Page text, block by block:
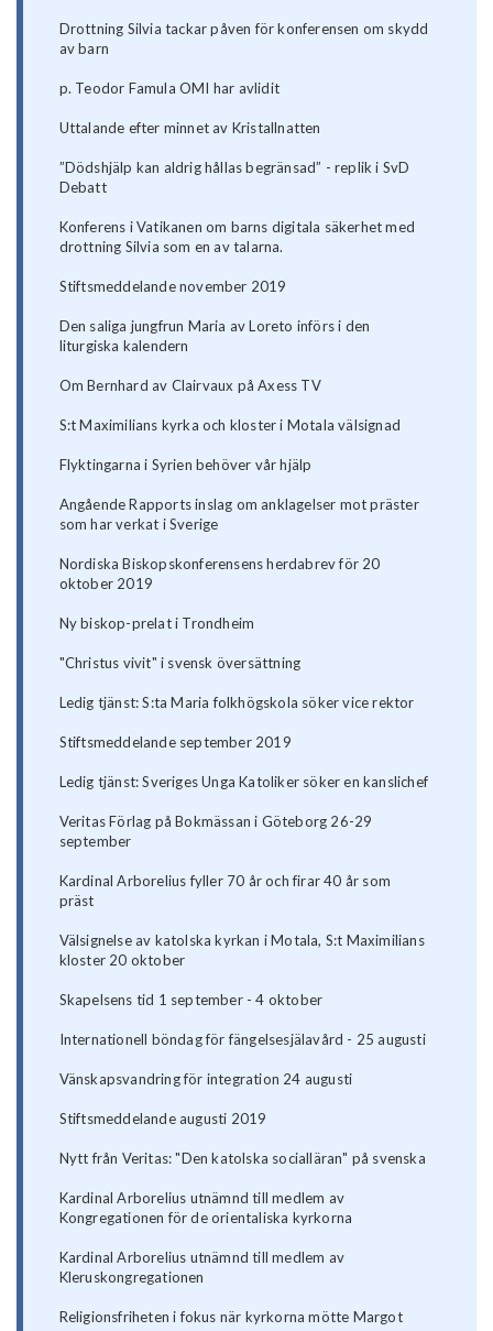
Drottning Silvia tackar påven för konferensen om skydd
av barn
p. Teodor Famula OMI har avlidit
Uttalande efter minnet av Kristallnatten
”Dödshjälp kan aldrig hållas begränsad” - replik i SvD
Debatt
Konferens i Vatikanen om barns digitala säkerhet med
drottning Silvia som en av talarna.
Stiftsmeddelande november 2019
Den saliga jungfrun Maria av Loreto införs i den
liturgiska kalendern
Om Bernhard av Clairvaux på Axess TV
S:t Maximilians kyrka och kloster i Motala välsignad
Flyktingarna i Syrien behöver vår hjälp
Angående Rapports inslag om anklagelser mot präster
som har verkat i Sverige
Nordiska Biskopskonferensens herdabrev för 20
oktober 2019
Ny biskop-prelat i Trondheim
"Christus vivit" i svensk översättning
Ledig tjänst: S:ta Maria folkhögskola söker vice rektor
Stiftsmeddelande september 2019
Ledig tjänst: Sveriges Unga Katoliker söker en kanslichef
Veritas Förlag på Bokmässan i Göteborg 26-29
september
Kardinal Arborelius fyller 70 år och firar 40 år som
präst
Välsignelse av katolska kyrkan i Motala, S:t Maximilians
kloster 20 oktober
Skapelsens tid 1 september - 4 oktober
Internationell böndag för fängelsesjälavård - 25 augusti
Vänskapsvandring för integration 24 augusti
Stiftsmeddelande augusti 2019
Nytt från Veritas: "Den katolska socialläran" på svenska
Kardinal Arborelius utnämnd till medlem av
Kongregationen för de orientaliska kyrkorna
Kardinal Arborelius utnämnd till medlem av
Kleruskongregationen
Religionsfriheten i fokus när kyrkorna mötte Margot